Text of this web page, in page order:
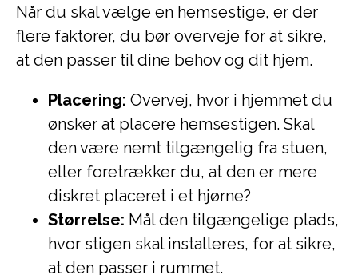
Når du skal vælge en hemsestige, er der
flere faktorer, du bør overveje for at sikre,
at den passer til dine behov og dit hjem.
Placering: Overvej, hvor i hjemmet du
ønsker at placere hemsestigen. Skal
den være nemt tilgængelig fra stuen,
eller foretrækker du, at den er mere
diskret placeret i et hjørne?
Størrelse: Mål den tilgængelige plads,
hvor stigen skal installeres, for at sikre,
at den passer i rummet.